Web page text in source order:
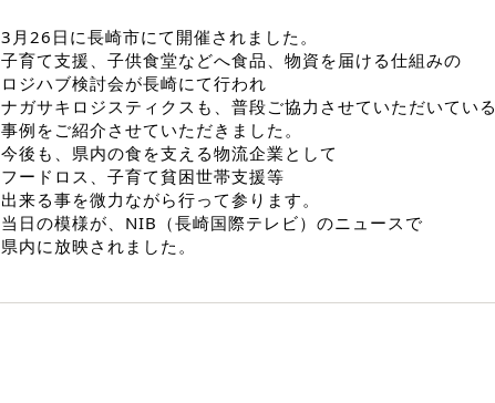
3月26日に長崎市にて開催されました。
子育て支援、子供食堂などへ食品、物資を届ける仕組みの
ロジハブ検討会が長崎にて行われ
ナガサキロジスティクスも、普段ご協力させていただいている
事例をご紹介させていただきました。
今後も、県内の食を支える物流企業として
フードロス、子育て貧困世帯支援等
出来る事を微力ながら行って参ります。
当日の模様が、NIB（長崎国際テレビ）のニュースで
県内に放映されました。